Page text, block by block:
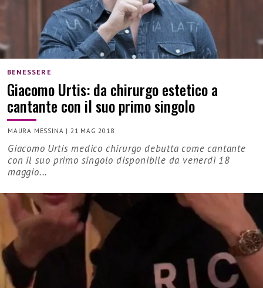
BENESSERE
Giacomo Urtis: da chirurgo estetico a
cantante con il suo primo singolo
MAURA MESSINA | 21 MAG 2018
Giacomo Urtis medico chirurgo debutta come cantante
con il suo primo singolo disponibile da venerdì 18
maggio...